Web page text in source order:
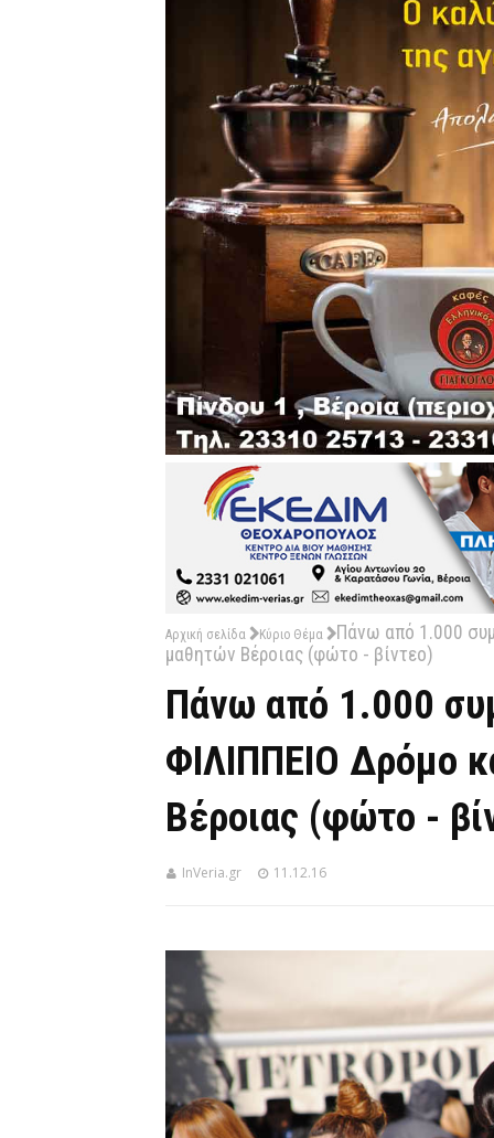
Αρχική σελίδα Κύριο Θέμα
Πάνω από 1.000
μαθητών Βέροιας (φώτο - βίντεο)
Πάνω από 1.000
ΦΙΛΙΠΠΕΙΟ Δρόμο
Βέροιας (φώτο -
InVeria.gr 11.12.16